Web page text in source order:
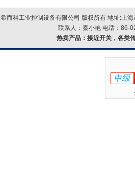
希而科工业控制设备有限公司 版权所有 地址:上
联系人：秦小艳 电话：86-
热卖产品： 接近开关，各类